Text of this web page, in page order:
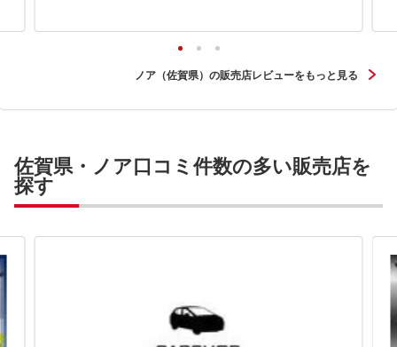
ノア（佐賀県）の販売店レビューをもっと見る
佐賀県・ノア口コミ件数の多い販売店を
探す